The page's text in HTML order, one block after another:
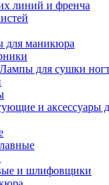
линий и френча
для маникюра
для сушки
и аксессуары
и шлифовщики